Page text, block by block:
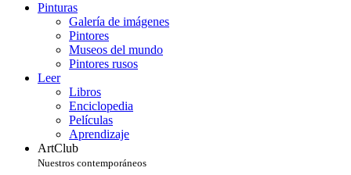
Pinturas
Galería de imágenes
Pintores
Museos del mundo
Pintores rusos
Leer
Libros
Enciclopedia
Películas
Aprendizaje
ArtClub
Nuestros contemporáneos